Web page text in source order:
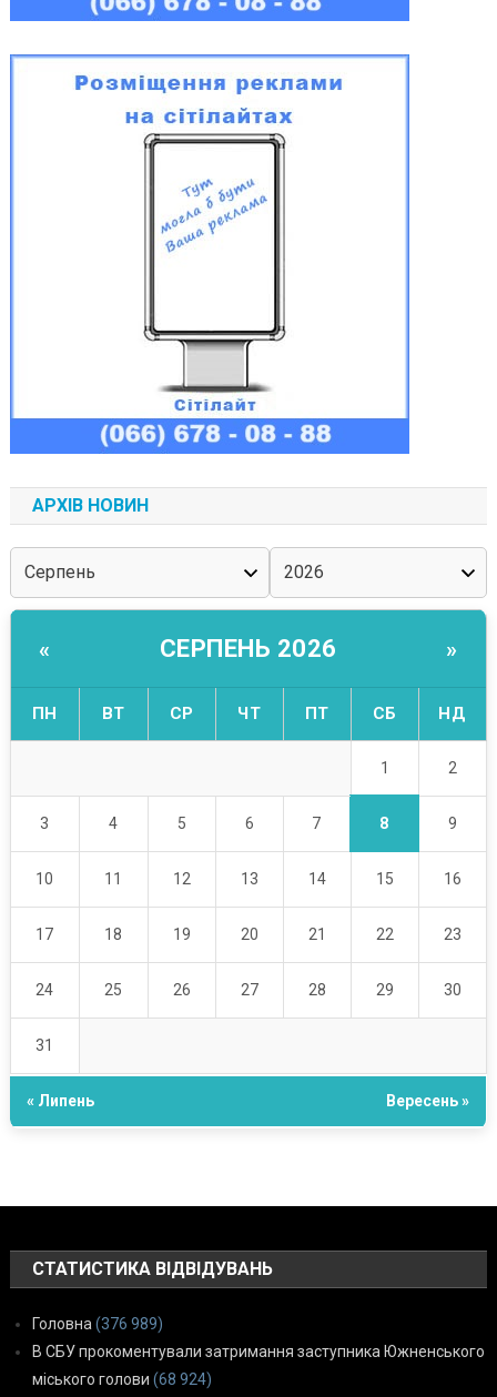
АРХІВ НОВИН
« СЕРПЕНЬ 2026 »
ПН ВТ СР ЧТ ПТ СБ НД
1 2
3 4 5 6 7 8 9
10 11 12 13 14 15 16
17 18 19 20 21 22 23
24 25 26 27 28 29 30
31
« Липень Вересень »
СТАТИСТИКА ВІДВІДУВАНЬ
Головна (376 989)
В СБУ прокоментували затримання заступника Южненського
міського голови (68 924)